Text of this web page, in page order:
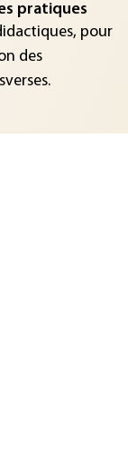
pratiques
pour
des